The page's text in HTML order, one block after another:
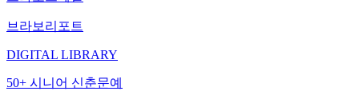
브라보리포트
DIGITAL LIBRARY
50+ 시니어 신춘문예